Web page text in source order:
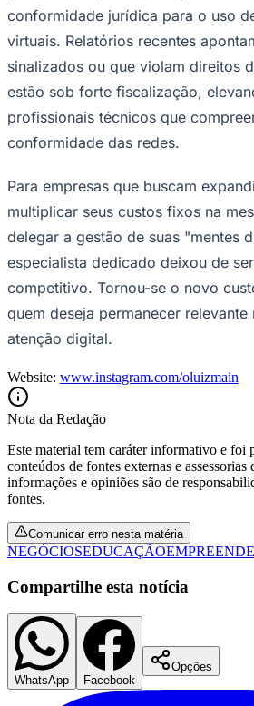
Fluminense
conformidade jurídica para o uso
virtuais. Relatórios recentes
sinalizados ou que violam direitos
estão sob forte fiscalização,
profissionais técnicos que
conformidade das redes.
Para empresas que buscam
multiplicar seus custos fixos na
delegar a gestão de suas "mentes
especialista dedicado deixou de
competitivo. Tornou-se o novo
quem deseja permanecer
atenção digital.
Website: www.instagram.com/oluizmain
Nota da Redação
Este material tem caráter informativo e foi
conteúdos de fontes externas e assessorias
informações e opiniões são de
fontes.
Comunicar erro nesta matéria
NEGÓCIOSEDUCAÇÃO
Compartilhe esta notícia
WhatsApp Facebook
Opções